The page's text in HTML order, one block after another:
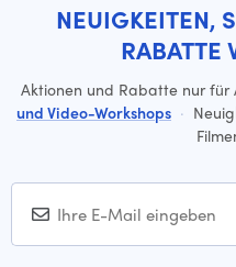
NEUIGKEITEN,
RABATTE
Aktionen und Rabatte nur für
und Video-Workshops ·